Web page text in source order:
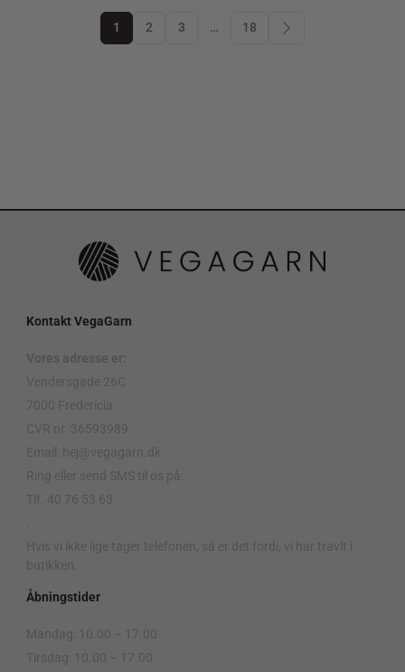
1 2 3 … 18
Kontakt VegaGarn
Vores adresse er:
Vendersgade 26C
7000 Fredericia
CVR nr. 36593989
Email: hej@vegagarn.dk
Ring eller send SMS til os på:
Tlf. 40 76 53 63
Hvis vi ikke lige tager telefonen, så er det fordi, vi har travlt i
butikken.
Åbningstider
Mandag: 10.00 – 17.00
Tirsdag: 10.00 – 17.00